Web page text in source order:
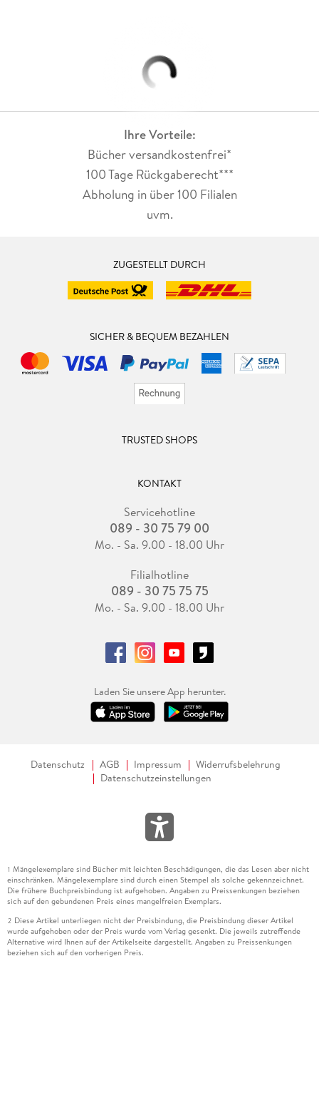
Ihre Vorteile:
Bücher versandkostenfrei*
100 Tage Rückgaberecht***
Abholung in über 100 Filialen
uvm.
ZUGESTELLT DURCH
SICHER & BEQUEM BEZAHLEN
TRUSTED SHOPS
KONTAKT
Servicehotline
089 - 30 75 79 00
Mo. - Sa. 9.00 - 18.00 Uhr
Filialhotline
089 - 30 75 75 75
Mo. - Sa. 9.00 - 18.00 Uhr
Laden Sie unsere App herunter.
Datenschutz AGB Impressum
Widerrufsbelehrung
Datenschutzeinstellungen
1 Mängelexemplare sind Bücher mit leichten Beschädigungen, die das Lesen aber nicht
einschränken. Mängelexemplare sind durch einen Stempel als solche gekennzeichnet.
Die frühere Buchpreisbindung ist aufgehoben. Angaben zu Preissenkungen beziehen
sich auf den gebundenen Preis eines mangelfreien Exemplars.
2 Diese Artikel unterliegen nicht der Preisbindung, die Preisbindung dieser Artikel
wurde aufgehoben oder der Preis wurde vom Verlag gesenkt. Die jeweils zutreffende
Alternative wird Ihnen auf der Artikelseite dargestellt. Angaben zu Preissenkungen
beziehen sich auf den vorherigen Preis.